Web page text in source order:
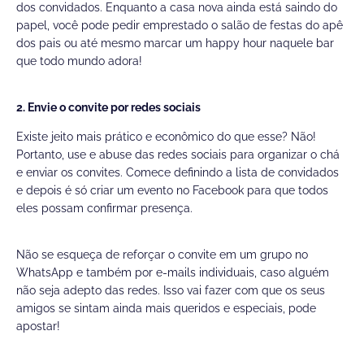
dos convidados. Enquanto a casa nova ainda está saindo do
papel, você pode pedir emprestado o salão de festas do apê
dos pais ou até mesmo marcar um happy hour naquele bar
que todo mundo adora!
2. Envie o convite por redes sociais
Existe jeito mais prático e econômico do que esse? Não!
Portanto, use e abuse das redes sociais para organizar o chá
e enviar os convites. Comece definindo a lista de convidados
e depois é só criar um evento no Facebook para que todos
eles possam confirmar presença.
Não se esqueça de reforçar o convite em um grupo no
WhatsApp e também por e-mails individuais, caso alguém
não seja adepto das redes. Isso vai fazer com que os seus
amigos se sintam ainda mais queridos e especiais, pode
apostar!